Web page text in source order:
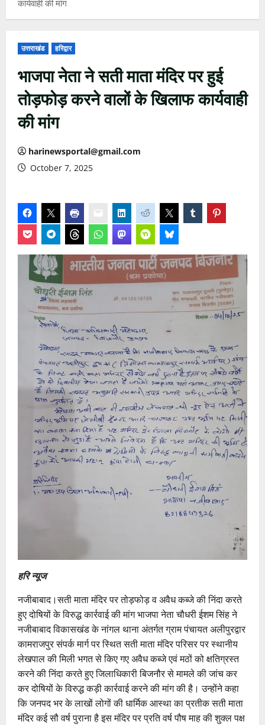
कार्यवाही की मांग
उत्तराखंड हरिद्वार
भाजपा नेता ने सती माता मंदिर पर हुई
तोड़फोड़ करने वालों के खिलाफ कार्यवाही
की मांग
harinewsportal@gmail.com
October 7, 2025
हरि न्यूज
नजीबाबाद।सती माता मंदिर पर तोड़फोड़ व अवैध कब्जे की निंदा करते
हुए दोषियों के विरुद्ध कार्रवाई की मांग भाजपा नेता चौधरी ईशम सिंह ने
नजीबाबाद विकासखंड के नांगल थाना अंतर्गत ग्राम पंचायत अलीपुरद्वार
कामराजपुर संपर्क मार्ग पर स्थित सती माता मंदिर परिसर पर स्थानीय
लेखपाल की मिली भगत से किए गए अवैध कब्जे एवं मठों को क्षतिग्रस्त
करने की निंदा करते हुए जिलाधिकारी बिजनौर से मामले की जांच कर
कर दोषियों के विरुद्ध कड़ी कार्रवाई करने की मांग की है। उन्होंने कहा
कि जनपद भर के लाखों लोगों की धार्मिक आस्था का प्रतीक सती माता
मंदिर कई सौ वर्ष पुराना है इस मंदिर पर प्रति वर्ष पौष माह की शुक्ल पक्ष